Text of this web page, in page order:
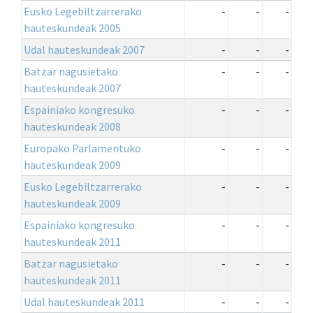
Eusko Legebiltzarrerako
hauteskundeak 2005
- - -
Udal hauteskundeak 2007 - -
-
Batzar nagusietako
hauteskundeak 2007
- - -
Espainiako kongresuko
hauteskundeak 2008
- - -
Europako Parlamentuko
hauteskundeak 2009
- - -
Eusko Legebiltzarrerako
hauteskundeak 2009
- - -
Espainiako kongresuko
hauteskundeak 2011
- - -
Batzar nagusietako
hauteskundeak 2011
- - -
Udal hauteskundeak 2011 - - -